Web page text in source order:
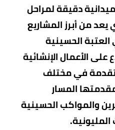
دقيقة لمراحل
يعد من أبرز المشاريع
الحسينية
الأعمال الإنشائية
في مختلف
المسار
والمواكب الحسينية